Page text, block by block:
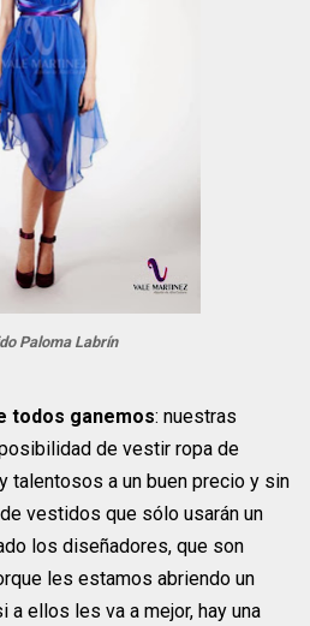
Paloma Labrín
todos ganemos: nuestras
de vestir ropa de
talentosos a un buen precio y sin
vestidos que sólo usarán un
los diseñadores, que son
les estamos abriendo un
a ellos les va a mejor, hay una